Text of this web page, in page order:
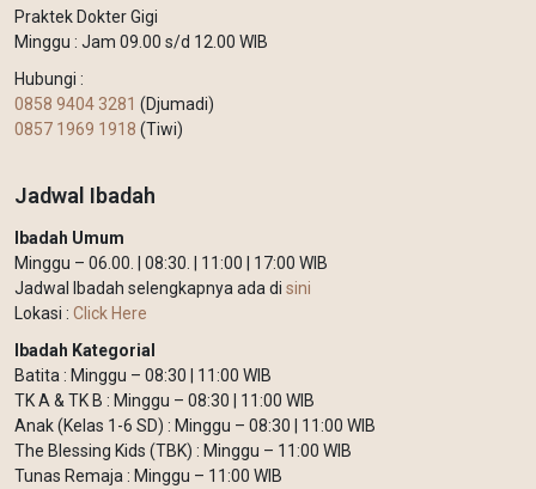
Praktek Dokter Gigi
Minggu : Jam 09.00 s/d 12.00 WIB
Hubungi :
0858 9404 3281 (Djumadi)
0857 1969 1918 (Tiwi)
Jadwal Ibadah
Ibadah Umum
Minggu – 06.00. | 08:30. | 11:00 | 17:00 WIB
Jadwal Ibadah selengkapnya ada di sini
Lokasi : Click Here
Ibadah Kategorial
Batita : Minggu – 08:30 | 11:00 WIB
TK A & TK B : Minggu – 08:30 | 11:00 WIB
Anak (Kelas 1-6 SD) : Minggu – 08:30 | 11:00 WIB
The Blessing Kids (TBK) : Minggu – 11:00 WIB
Tunas Remaja : Minggu – 11:00 WIB